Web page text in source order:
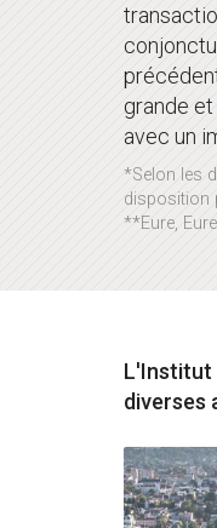
grande
avec un
*Selon les
disposition
**Eure,
L'Institut
diverses